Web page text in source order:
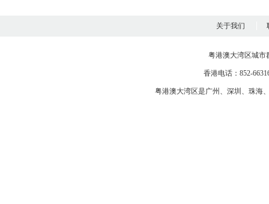
关于我们
粤港澳大湾区城市
香港电话：852-
粤港澳大湾区是广州 、 深圳 、 珠海